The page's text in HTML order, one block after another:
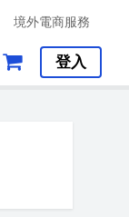
境外電商服務
登入